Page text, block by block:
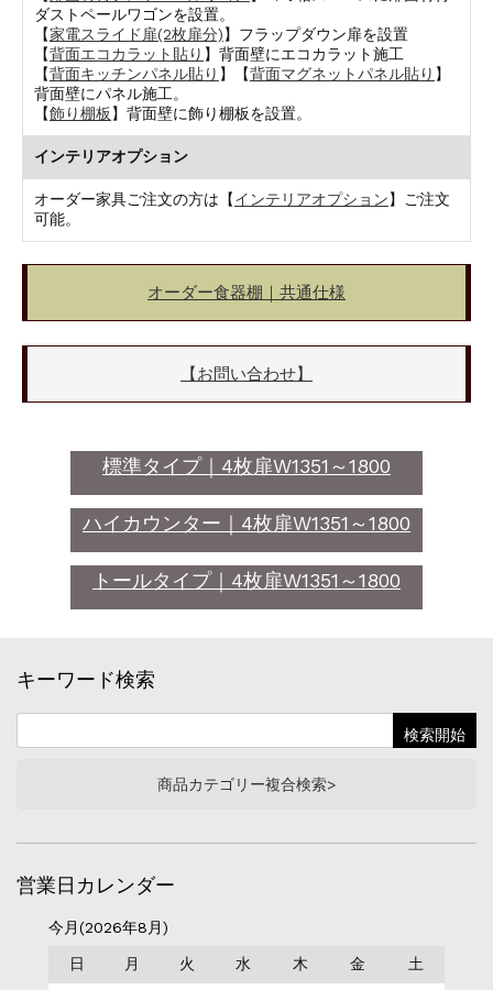
ダストペールワゴンを設置。
【家電スライド扉(2枚扉分)】フラップダウン扉を設置
【背面エコカラット貼り 】背面壁にエコカラット施工
【背面キッチンパネル貼り 】【背面マグネットパネル貼り 】
背面壁にパネル施工。
【飾り棚板 】背面壁に飾り棚板を設置。
インテリアオプション
オーダー家具ご注文の方は【インテリアオプション】ご注文
可能。
オーダー食器棚｜共通仕様
【お問い合わせ】
標準タイプ｜4枚扉W1351～1800
ハイカウンター｜4枚扉W1351～1800
トールタイプ｜4枚扉W1351～1800
キーワード検索
商品カテゴリー複合検索>
営業日カレンダー
今月(2026年8月)
日 月 火 水 木 金 土